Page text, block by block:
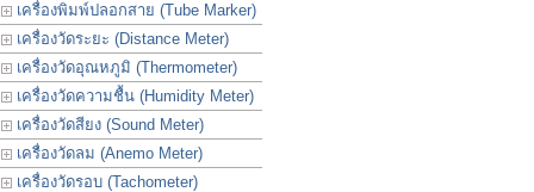
เครื่องพิมพ์ปลอกสาย (Tube Marker)
เครื่องวัดระยะ (Distance Meter)
เครื่องวัดอุณหภูมิ (Thermometer)
เครื่องวัดความชื้น (Humidity Meter)
เครื่องวัดสียง (Sound Meter)
เครื่องวัดลม (Anemo Meter)
เครื่องวัดรอบ (Tachometer)